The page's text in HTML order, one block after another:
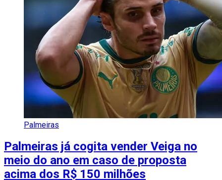
Palmeiras
Palmeiras já cogita vender Veiga no
meio do ano em caso de proposta
acima dos R$ 150 milhões